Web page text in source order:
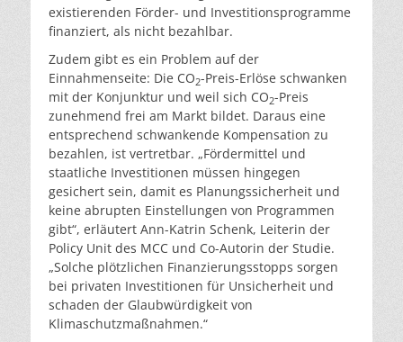
existierenden Förder- und Investitionsprogramme
finanziert, als nicht bezahlbar.
Zudem gibt es ein Problem auf der
Einnahmenseite: Die CO2-Preis-Erlöse schwanken
mit der Konjunktur und weil sich CO2-Preis
zunehmend frei am Markt bildet. Daraus eine
entsprechend schwankende Kompensation zu
bezahlen, ist vertretbar. „Fördermittel und
staatliche Investitionen müssen hingegen
gesichert sein, damit es Planungssicherheit und
keine abrupten Einstellungen von Programmen
gibt“, erläutert Ann-Katrin Schenk, Leiterin der
Policy Unit des MCC und Co-Autorin der Studie.
„Solche plötzlichen Finanzierungsstopps sorgen
bei privaten Investitionen für Unsicherheit und
schaden der Glaubwürdigkeit von
Klimaschutzmaßnahmen.“